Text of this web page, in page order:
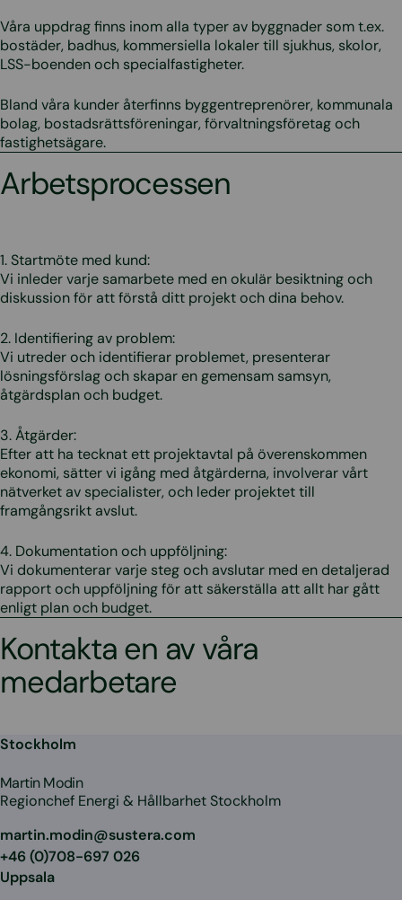
Våra uppdrag finns inom alla typer av byggnader som t.ex.
bostäder, badhus, kommersiella lokaler till sjukhus, skolor,
LSS-boenden och specialfastigheter.
Bland våra kunder återfinns byggentreprenörer, kommunala
bolag, bostadsrättsföreningar, förvaltningsföretag och
fastighetsägare.
Arbetsprocessen
1. Startmöte med kund:
Vi inleder varje samarbete med en okulär besiktning och
diskussion för att förstå ditt projekt och dina behov.
2. Identifiering av problem:
Vi utreder och identifierar problemet, presenterar
lösningsförslag och skapar en gemensam samsyn,
åtgärdsplan och budget.
3. Åtgärder:
Efter att ha tecknat ett projektavtal på överenskommen
ekonomi, sätter vi igång med åtgärderna, involverar vårt
nätverket av specialister, och leder projektet till
framgångsrikt avslut.
4. Dokumentation och uppföljning:
Vi dokumenterar varje steg och avslutar med en detaljerad
rapport och uppföljning för att säkerställa att allt har gått
enligt plan och budget.
Kontakta en av våra
medarbetare
Stockholm
Martin Modin
Regionchef Energi & Hållbarhet Stockholm
martin.modin@sustera.com
+46 (0)708-697 026
Uppsala